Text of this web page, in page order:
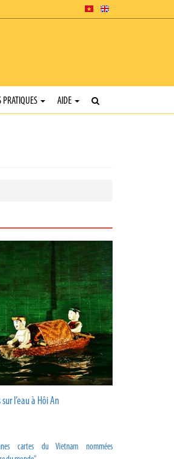
PRATIQUES AIDE
l’eau à Hôi An
cartes du Vietnam nommées